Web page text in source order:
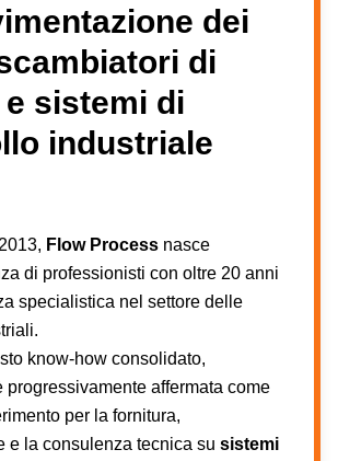
dei
di
sistemi di
industriale
Flow Process nasce
di professionisti con oltre 20 anni
specialistica nel settore delle
know-how consolidato,
progressivamente affermata come
per la fornitura,
e la consulenza tecnica su sistemi